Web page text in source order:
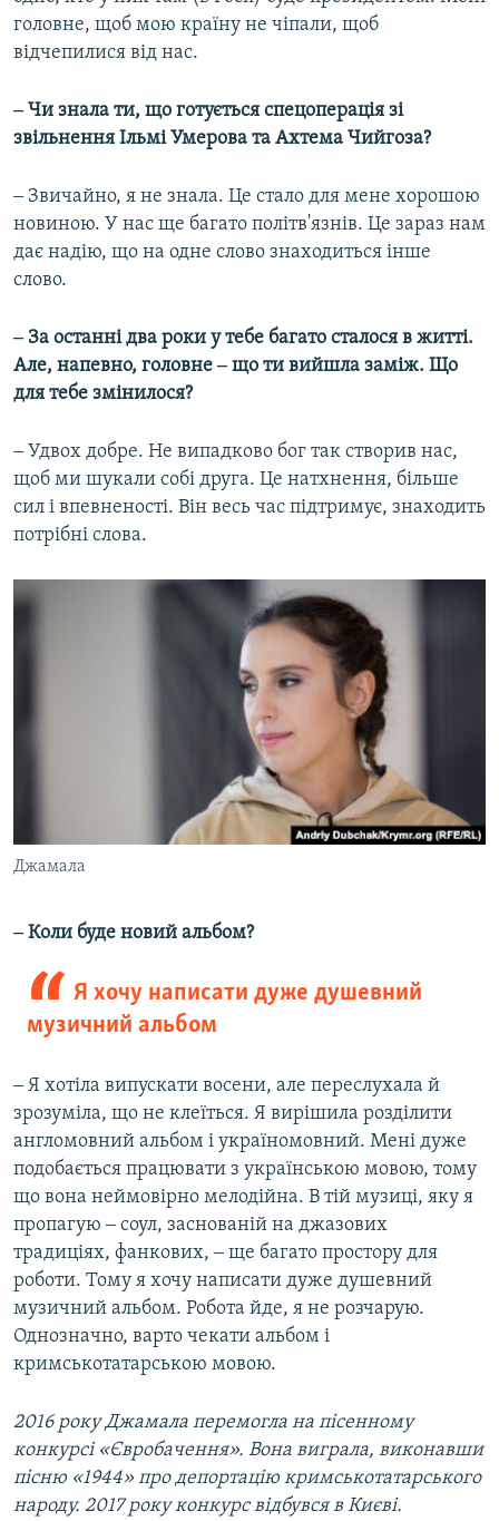
головне, щоб мою країну не чіпали, щоб
відчепилися від нас.
‒ Чи знала ти, що готується спецоперація зі
звільнення Ільмі Умерова та Ахтема Чийгоза?
‒ Звичайно, я не знала. Це стало для мене хорошою
новиною. У нас ще багато політв'язнів. Це зараз нам
дає надію, що на одне слово знаходиться інше
слово.
‒ За останні два роки у тебе багато сталося в житті.
Але, напевно, головне ‒ що ти вийшла заміж. Що
для тебе змінилося?
‒ Удвох добре. Не випадково бог так створив нас,
щоб ми шукали собі друга. Це натхнення, більше
сил і впевненості. Він весь час підтримує, знаходить
потрібні слова.
Джамала
‒ Коли буде новий альбом?
Я хочу написати дуже душевний
музичний альбом
‒ Я хотіла випускати восени, але переслухала й
зрозуміла, що не клеїться. Я вирішила розділити
англомовний альбом і україномовний. Мені дуже
подобається працювати з українською мовою, тому
що вона неймовірно мелодійна. В тій музиці, яку я
пропагую ‒ соул, заснованій на джазових
традиціях, фанкових, ‒ ще багато простору для
роботи. Тому я хочу написати дуже душевний
музичний альбом. Робота йде, я не розчарую.
Однозначно, варто чекати альбом і
кримськотатарською мовою.
2016 року Джамала перемогла на пісенному
конкурсі «Євробачення». Вона виграла, виконавши
пісню «1944» про депортацію кримськотатарського
народу. 2017 року конкурс відбувся в Києві.